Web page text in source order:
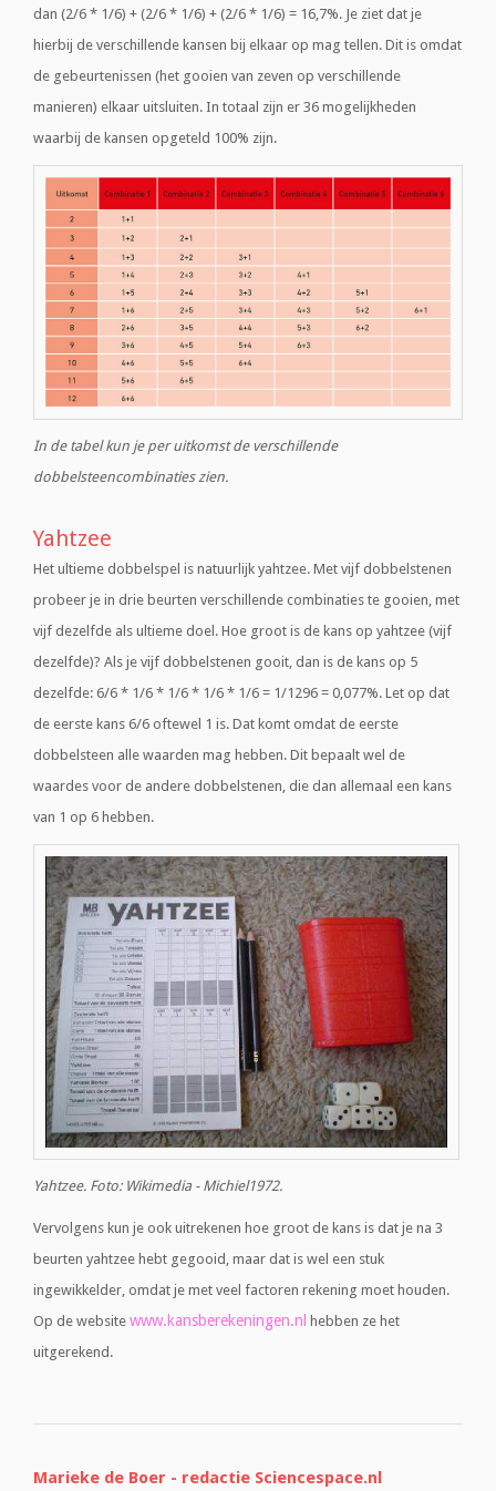
dan (2/6 * 1/6) + (2/6 * 1/6) + (2/6 * 1/6) = 16,7%. Je ziet dat je
hierbij de verschillende kansen bij elkaar op mag tellen. Dit is omdat
de gebeurtenissen (het gooien van zeven op verschillende
manieren) elkaar uitsluiten. In totaal zijn er 36 mogelijkheden
waarbij de kansen opgeteld 100% zijn.
In de tabel kun je per uitkomst de verschillende
dobbelsteencombinaties zien.
Yahtzee
Het ultieme dobbelspel is natuurlijk yahtzee. Met vijf dobbelstenen
probeer je in drie beurten verschillende combinaties te gooien, met
vijf dezelfde als ultieme doel. Hoe groot is de kans op yahtzee (vijf
dezelfde)? Als je vijf dobbelstenen gooit, dan is de kans op 5
dezelfde: 6/6 * 1/6 * 1/6 * 1/6 * 1/6 = 1/1296 = 0,077%. Let op dat
de eerste kans 6/6 oftewel 1 is. Dat komt omdat de eerste
dobbelsteen alle waarden mag hebben. Dit bepaalt wel de
waardes voor de andere dobbelstenen, die dan allemaal een kans
van 1 op 6 hebben.
Yahtzee. Foto: Wikimedia - Michiel1972.
Vervolgens kun je ook uitrekenen hoe groot de kans is dat je na 3
beurten yahtzee hebt gegooid, maar dat is wel een stuk
ingewikkelder, omdat je met veel factoren rekening moet houden.
Op de website www.kansberekeningen.nl hebben ze het
uitgerekend.
Marieke de Boer - redactie Sciencespace.nl